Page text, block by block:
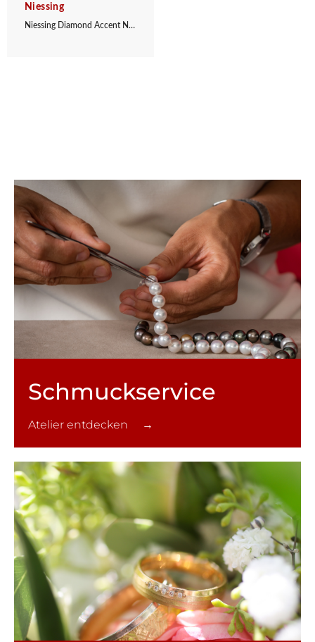
Niessing
Niessing Diamond Accent Necklace
Schmuck­service
Atelier entdecken →